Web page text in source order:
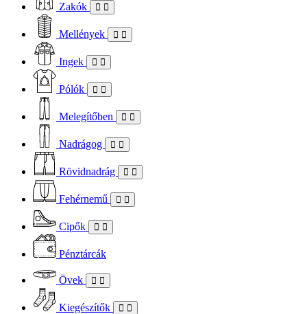
Zakók
Mellények
Ingek
Pólók
Melegítőben
Nadrágog
Rövidnadrág
Fehérnemű
Cipők
Pénztárcák
Övek
Kiegészítők